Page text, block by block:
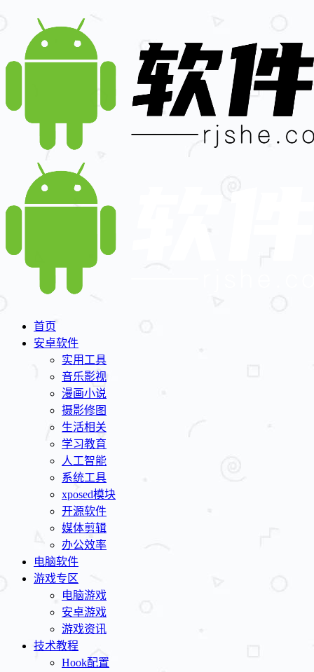
首页
安卓软件
实用工具
音乐影视
漫画小说
摄影修图
生活相关
学习教育
人工智能
系统工具
xposed模块
开源软件
媒体剪辑
办公效率
电脑软件
游戏专区
电脑游戏
安卓游戏
游戏资讯
技术教程
Hook配置